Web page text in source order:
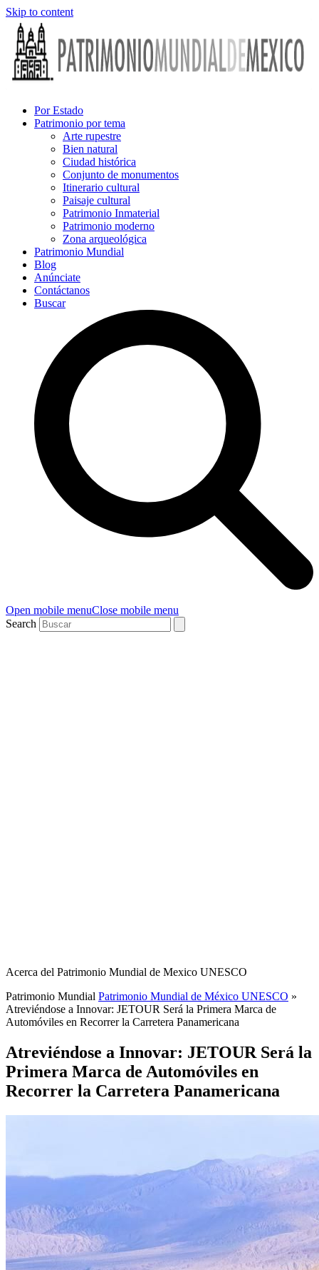
Skip to content
Por Estado
Patrimonio por tema
Arte rupestre
Bien natural
Ciudad histórica
Conjunto de monumentos
Itinerario cultural
Paisaje cultural
Patrimonio Inmaterial
Patrimonio moderno
Zona arqueológica
Patrimonio Mundial
Blog
Anúnciate
Contáctanos
Buscar
Open mobile menuClose mobile menu
Search
Acerca del Patrimonio Mundial de Mexico UNESCO
Patrimonio Mundial Patrimonio Mundial de México UNESCO »
Atreviéndose a Innovar: JETOUR Será la Primera Marca de
Automóviles en Recorrer la Carretera Panamericana
Atreviéndose a Innovar: JETOUR Será la
Primera Marca de Automóviles en
Recorrer la Carretera Panamericana